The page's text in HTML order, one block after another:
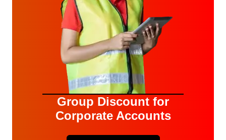
Group Discount for
Corporate Accounts